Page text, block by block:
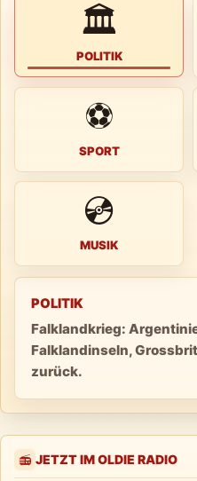
🏛
POLITIK
⚽
SPORT
💿
MUSIK
POLITIK
Falklandkrieg:
Falklandinseln,
zurück.
📻 JETZT IM OLDIE RADIO